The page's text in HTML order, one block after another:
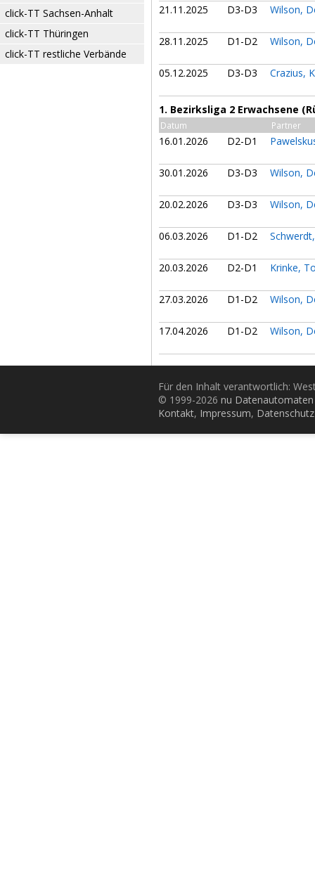
click-TT Sachsen-Anhalt
click-TT Thüringen
click-TT restliche Verbände
21.11.2025 D3-D3 Wilson,
28.11.2025 D1-D2 Wilson,
05.12.2025 D3-D3 Crazius,
1. Bezirksliga 2 Erwachsene
Datum Partner
16.01.2026 D2-D1
30.01.2026 D3-D3 Wilson,
20.02.2026 D3-D3 Wilson,
06.03.2026 D1-D2
20.03.2026 D2-D1 Krinke,
27.03.2026 D1-D2 Wilson,
17.04.2026 D1-D2 Wilson,
Für den Inhalt verantwortlich:
© 1999-2026 nu
Kontakt, Impressum, Datenschutz